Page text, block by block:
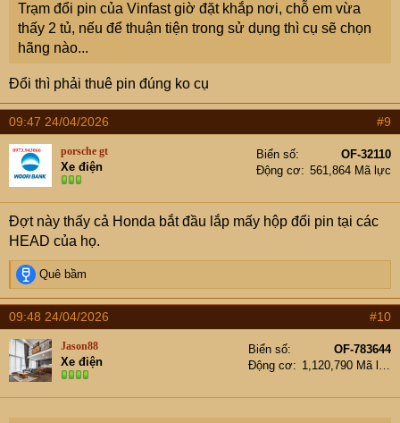
Trạm đổi pin của Vinfast giờ đặt khắp nơi, chỗ em vừa
thấy 2 tủ, nếu để thuận tiện trong sử dụng thì cụ sẽ chọn
hãng nào...
Đổi thì phải thuê pin đúng ko cụ
09:47 24/04/2026 #9
porsche gt
Xe điện
Biển số
OF-32110
Động cơ
561,864 Mã lực
Đợt này thấy cả Honda bắt đầu lắp mấy hộp đổi pin tại các
HEAD của họ.
R
e
a
c
t
i
o
n
s
Quê bầm
09:48 24/04/2026 #10
Jason88
Xe điện
Biển số
OF-783644
Động cơ
1,120,790 Mã lực